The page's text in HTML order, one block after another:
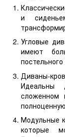
и
Угловые
имеют
Диваны-
Идеальны
сложенном
Модульные
которые